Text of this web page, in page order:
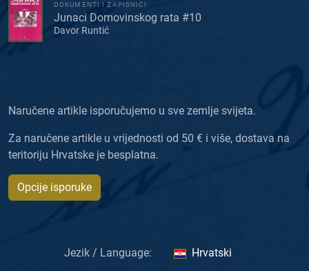
DOKUMENTI I ZAPISNICI
Junaci Domovinskog rata #10
Davor Runtić
Naručene artikle isporučujemo u sve zemlje svijeta.
Za naručene artikle u vrijednosti od 50 € i više, dostava na
teritoriju Hrvatske je besplatna.
Opcije isporuke
Jezik / Language: Hrvatski